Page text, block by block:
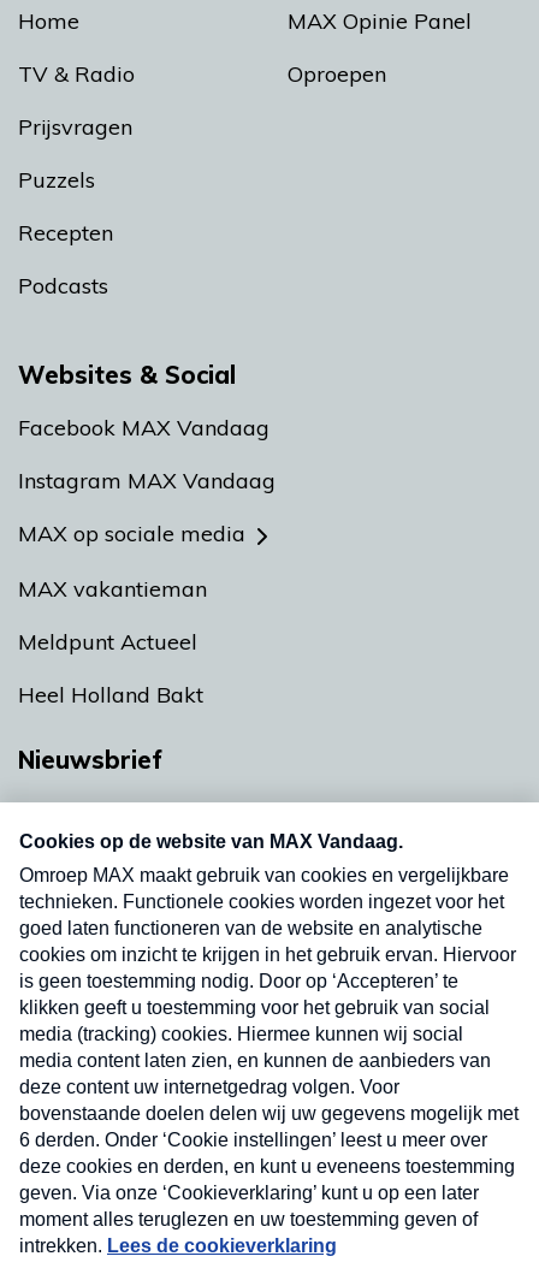
Home
TV & Radio
Prijsvragen
Puzzels
Recepten
Podcasts
MAX Opinie Panel
Oproepen
Websites & Social
Facebook MAX Vandaag
Instagram MAX Vandaag
MAX op sociale media
MAX vakantieman
Meldpunt Actueel
Heel Holland Bakt
Nieuwsbrief
nieuwsbrief. Elke vrijdag- en dinsdagochtend in
uw mailbox.
Verzend
Nieuwsbrief
Neem hier een gratis abonnement op onze
nieuwsbrief. Elke vrijdag- en dinsdagochtend in uw